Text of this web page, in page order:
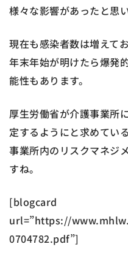
様々な影響があったと思い
現在も感染者数は増えてお
年末年始が明けたら爆発
能性もあります。
厚生労働省が介護事業所
定するようにと求めてい
事業所内のリスクマネジ
すね。
[blogcard
url=”https://
0704782.pdf”]